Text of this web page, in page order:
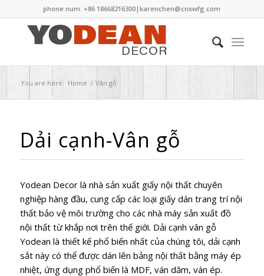
phone num: +86 18668216300|karenchen@cnxwfg.com
You are here: Home / Vân gỗ
Dải cạnh-Vân gỗ
Yodean Decor là nhà sản xuất giấy nội thất chuyên
nghiệp hàng đầu, cung cấp các loại giấy dán trang trí nội
thất bảo vệ môi trường cho các nhà máy sản xuất đồ
nội thất từ khắp nơi trên thế giới. Dải cạnh vân gỗ
Yodean là thiết kế phổ biến nhất của chúng tôi, dải cạnh
sắt này có thể được dán lên bảng nội thất bằng máy ép
nhiệt, ứng dụng phổ biến là MDF, ván dăm, ván ép.